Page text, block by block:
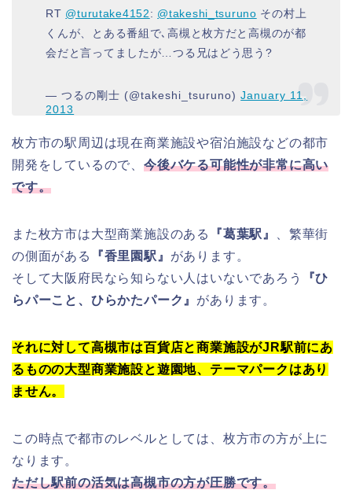
RT @turutake4152: @takeshi_tsuruno その村上
くんが、とある番組で､高槻と枚方だと高槻のが都
会だと言ってましたが…つる兄はどう思う?
— つるの剛士 (@takeshi_tsuruno)January 11,
2013
枚方市の駅周辺は現在商業施設や宿泊施設などの都市
開発をしているので、 今後バケる可能性が非常に高い
です。
また枚方市は大型商業施設のある 『葛葉駅』
、繁華街
の側面がある
『香里園駅』 があります。
そして大阪府民なら知らない人はいないであろう
『ひ
らパーこと、ひらかたパーク』 があります。
それに対して高槻市は百貨店と商業施設がJR駅前にあ
るものの大型商業施設と遊園地、テーマパークはあり
ません。
この時点で都市のレベルとしては、枚方市の方が上に
なります。
ただし駅前の活気は高槻市の方が圧勝です。